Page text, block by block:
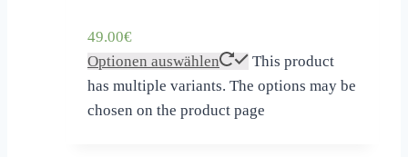
49.00€
Optionen auswählen
This product
has multiple variants. The options may be
chosen on the product page